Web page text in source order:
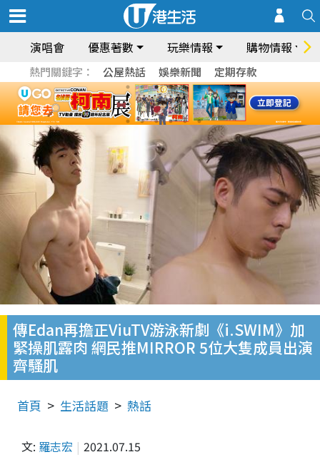
演唱會 優惠著數 玩樂情報 購物情報
熱門關鍵字： 公屋熱話 娛樂新聞 定期存款
傳Edan再擔正ViuTV游泳新劇《i.SWIM》加
緊操肌露肉 網民推MIRROR 5位大隻成員出演
齊騷肌
首頁 生活話題 熱話
文: 羅志宏 2021.07.15